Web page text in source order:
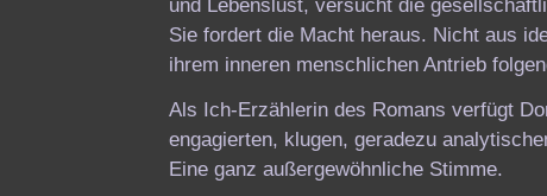
und Lebenslust, versucht die
Sie fordert die Macht heraus. Nicht aus
ihrem inneren menschlichen Antrieb
Als Ich-Erzählerin des Romans verfügt
engagierten, klugen, geradezu
Eine ganz außergewöhnliche Stimme.